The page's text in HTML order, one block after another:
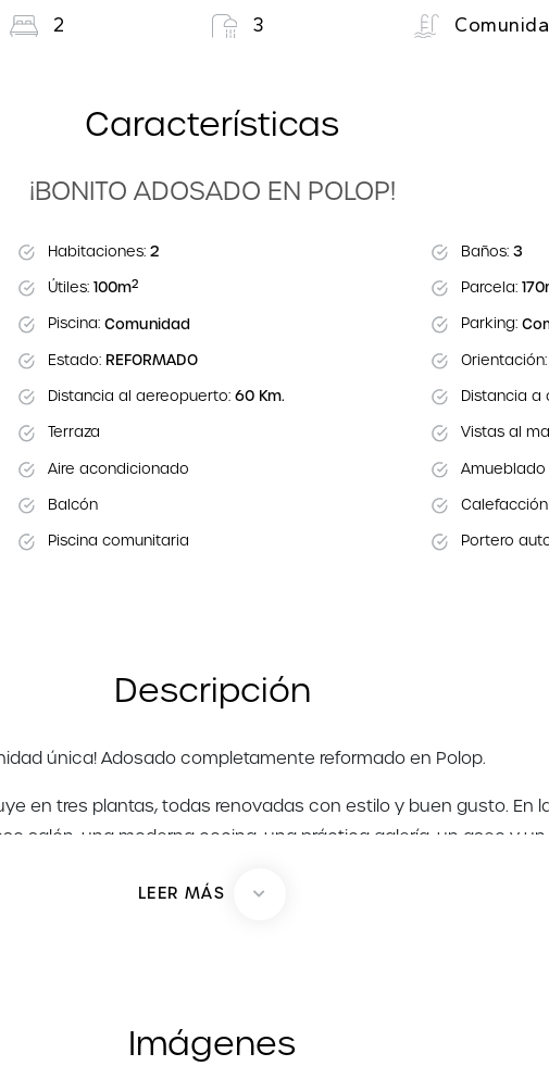
2 3
Características
¡BONITO ADOSADO EN POLOP!
Habitaciones:2 Baños:3
Útiles:100m2 Parcela:
Piscina:Comunidad Parking:
Estado: REFORMADO Orientación:
Distancia al aereopuerto:60 Km. Distancia a
Terraza
Vistas al
Aire acondicionado
Amueblado
Balcón
Calefacción
Piscina comunitaria
Portero
Descripción
única! Adosado completamente reformado en Polop.
en tres plantas, todas renovadas con estilo y buen gusto. En
salón, una moderna cocina, una práctica galería, un aseo y
en la parte trasera, desde donde puedes acceder a las
espectacular solárium, perfecto para disfrutar de las vistas
LEER MÁS
Imágenes